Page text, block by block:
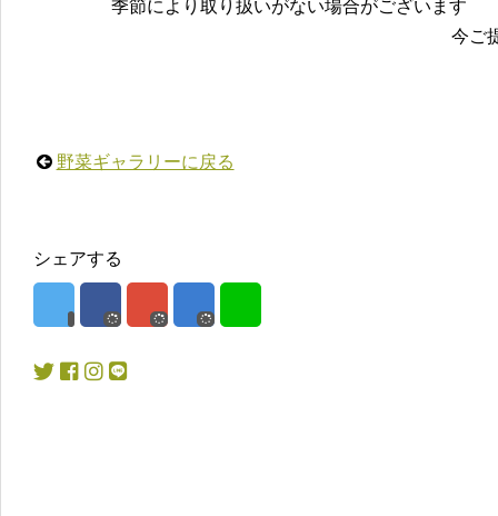
季節により取り扱いがない場合がございます
今ご
野菜ギャラリーに戻る
シェアする